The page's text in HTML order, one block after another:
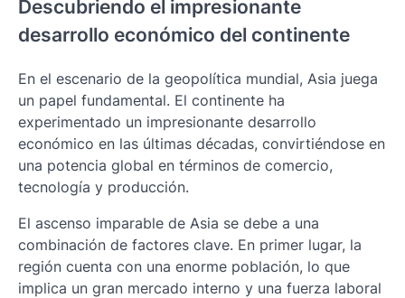
Descubriendo el impresionante
desarrollo económico del continente
En el escenario de la geopolítica mundial, Asia juega
un papel fundamental. El continente ha
experimentado un impresionante desarrollo
económico en las últimas décadas, convirtiéndose en
una potencia global en términos de comercio,
tecnología y producción.
El ascenso imparable de Asia se debe a una
combinación de factores clave. En primer lugar, la
región cuenta con una enorme población, lo que
implica un gran mercado interno y una fuerza laboral